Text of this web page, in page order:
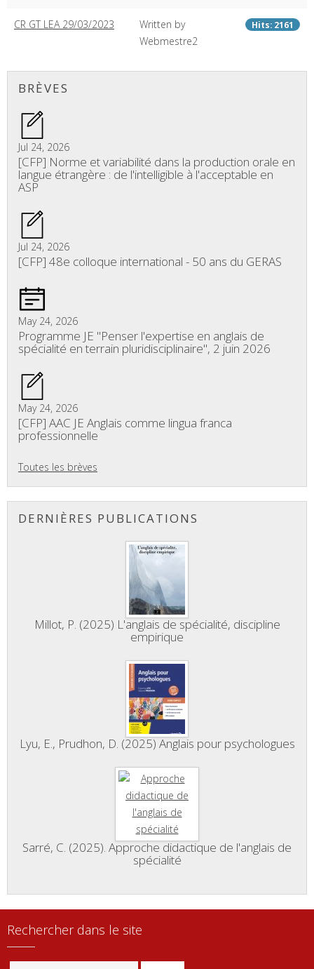
CR GT LEA 29/03/2023
Written by
Webmestre2
Hits: 2161
BRÈVES
Jul 24, 2026
[CFP] Norme et variabilité dans la production orale en
langue étrangère : de l'intelligible à l'acceptable en
ASP
Jul 24, 2026
[CFP] 48e colloque international - 50 ans du GERAS
May 24, 2026
Programme JE "Penser l'expertise en anglais de
spécialité en terrain pluridisciplinaire", 2 juin 2026
May 24, 2026
[CFP] AAC JE Anglais comme lingua franca
professionnelle
Toutes les brèves
DERNIÈRES PUBLICATIONS
Millot, P. (2025) L'anglais de spécialité, discipline
empirique
Lyu, E., Prudhon, D. (2025) Anglais pour psychologues
Sarré, C. (2025). Approche didactique de l'anglais de
spécialité
Rechercher dans le site